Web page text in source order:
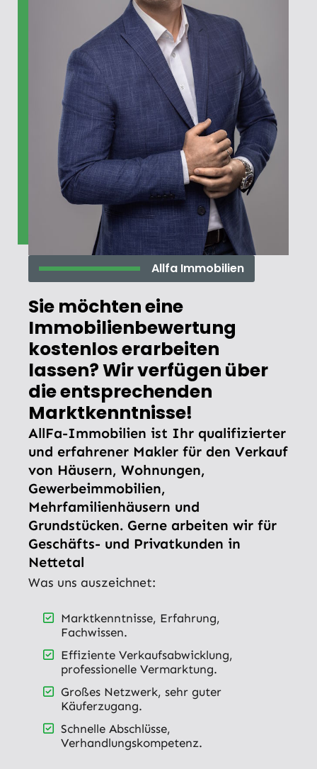
Allfa Immobilien
Sie möchten eine
Immobilienbewertung
kostenlos erarbeiten
lassen? Wir verfügen über
die entsprechenden
Marktkenntnisse!
AllFa-Immobilien ist Ihr qualifizierter
und erfahrener Makler für den Verkauf
von Häusern, Wohnungen,
Gewerbeimmobilien,
Mehrfamilienhäusern und
Grundstücken. Gerne arbeiten wir für
Geschäfts- und Privatkunden in
Nettetal
Was uns auszeichnet:
Marktkenntnisse, Erfahrung,
Fachwissen.
Effiziente Verkaufsabwicklung,
professionelle Vermarktung.
Großes Netzwerk, sehr guter
Käuferzugang.
Schnelle Abschlüsse,
Verhandlungskompetenz.